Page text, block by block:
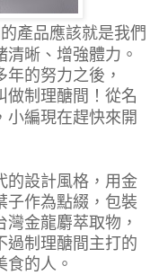
產品應該就是我們
晰、增強體力。
的努力之後，
做制理醣間！從名
小編現在趕快來開
的設計風格，用金
子作為點綴，包裝
金龍麝萃取物，
過制理醣間主打的
的人。